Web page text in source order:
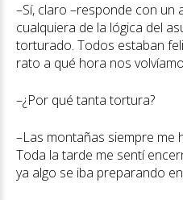
–Sí, claro –responde con un
cualquiera de la lógica del
torturado. Todos estaban
rato a qué hora nos
–¿Por qué tanta tortura?
–Las montañas siempre me
Toda la tarde me sentí
ya algo se iba preparando